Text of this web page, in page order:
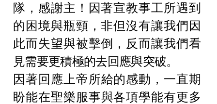
隊，感謝主！因著宣教事工所遇到
的困境與瓶頸，非但沒有讓我們因
此而失望與被擊倒，反而讓我們看
見需要更積極的去回應與突破。
因著回應上帝所給的感動，一直期
盼能在聖樂服事與各項學能有更多